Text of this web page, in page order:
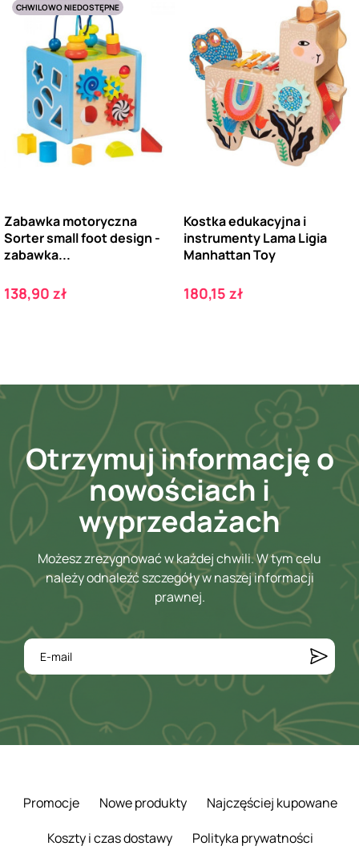
CHWILOWO NIEDOSTĘPNE
Zabawka motoryczna
Sorter small foot design -
zabawka...
Cena
138,90 zł
Kostka edukacyjna i
instrumenty Lama Ligia
Manhattan Toy
Cena
180,15 zł
Otrzymuj informację o
nowościach i
wyprzedażach
Możesz zrezygnować w każdej chwili. W tym celu
należy odnaleźć szczegóły w naszej informacji
prawnej.
Promocje Nowe produkty
Najczęściej kupowane
Koszty i czas dostawy
Polityka prywatności